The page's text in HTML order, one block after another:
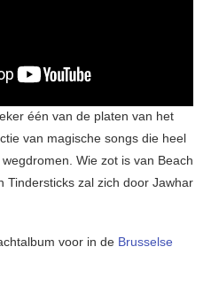
één van de platen van het
van magische songs die heel
Wie zot is van Beach
Tindersticks zal zich door Jawhar
voor in de Brusselse